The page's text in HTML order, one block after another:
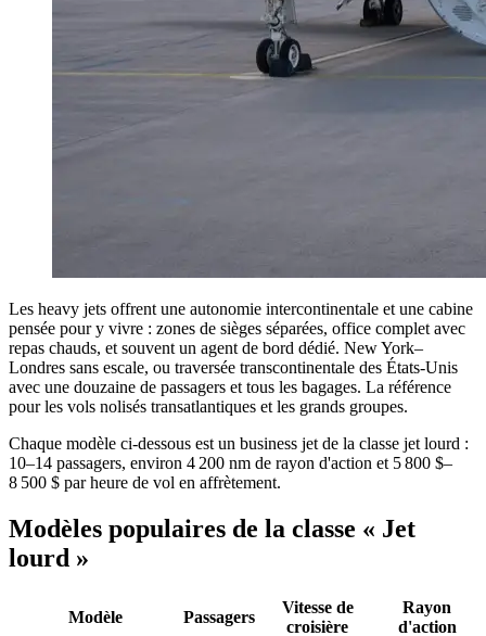
Les heavy jets offrent une autonomie intercontinentale et une cabine
pensée pour y vivre : zones de sièges séparées, office complet avec
repas chauds, et souvent un agent de bord dédié. New York–
Londres sans escale, ou traversée transcontinentale des États-Unis
avec une douzaine de passagers et tous les bagages. La référence
pour les vols nolisés transatlantiques et les grands groupes.
Chaque modèle ci-dessous est un business jet de la classe jet lourd :
10–14 passagers, environ 4 200 nm de rayon d'action et 5 800 $–
8 500 $ par heure de vol en affrètement.
Modèles populaires de la classe « Jet
lourd »
Modèle Passagers
Vitesse de
croisière
Rayon
d'action